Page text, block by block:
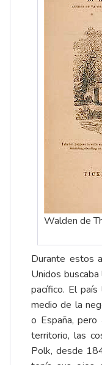
Walden de
Durante estos
Unidos
pacífico. El
medio de la
o España,
territorio, las
Polk, desde